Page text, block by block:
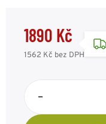
1890 Kč
1562 Kč bez DPH
–